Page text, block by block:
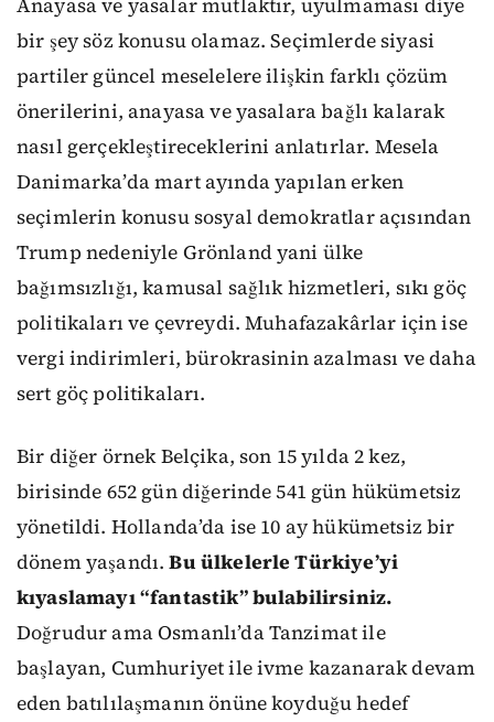
Anayasa ve yasalar mutlaktır, uyulmaması diye
bir şey söz konusu olamaz. Seçimlerde siyasi
partiler güncel meselelere ilişkin farklı çözüm
önerilerini, anayasa ve yasalara bağlı kalarak
nasıl gerçekleştireceklerini anlatırlar. Mesela
Danimarka’da mart ayında yapılan erken
seçimlerin konusu sosyal demokratlar açısından
Trump nedeniyle Grönland yani ülke
bağımsızlığı, kamusal sağlık hizmetleri, sıkı göç
politikaları ve çevreydi. Muhafazakârlar için ise
vergi indirimleri, bürokrasinin azalması ve daha
sert göç politikaları.
Bir diğer örnek Belçika, son 15 yılda 2 kez,
birisinde 652 gün diğerinde 541 gün hükümetsiz
yönetildi. Hollanda’da ise 10 ay hükümetsiz bir
dönem yaşandı.Bu ülkelerle Türkiye’yi
kıyaslamayı “fantastik” bulabilirsiniz.
Doğrudur ama Osmanlı’da Tanzimat ile
başlayan, Cumhuriyet ile ivme kazanarak devam
eden batılılaşmanın önüne koyduğu hedef